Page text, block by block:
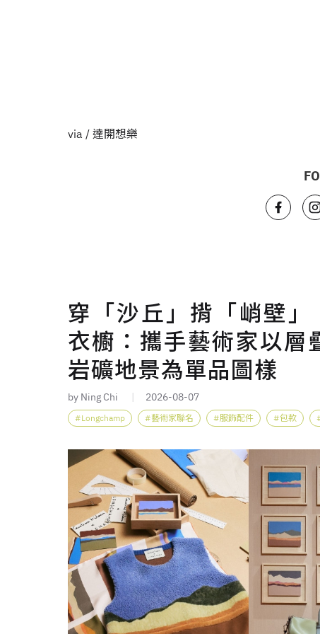
via / 達開想樂
穿「沙丘」揹「峭壁
衣櫥：攜手藝術家以層
岩礦地景為單品圖樣
by Ning Chi 2026-08-07
Longchamp 藝術家聯名 服飾配件 包款